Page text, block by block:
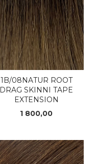
1B/08NATUR ROOT
DRAG SKINNI TAPE
EXTENSION
Pris
1 800,00